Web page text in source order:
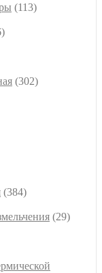
113113
16
302302
384384
2929